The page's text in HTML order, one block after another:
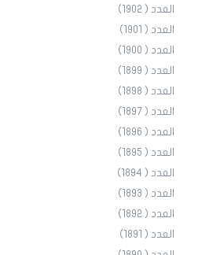
العدد ( 1902)
العدد ( 1901)
العدد ( 1900)
العدد ( 1899)
العدد ( 1898)
العدد ( 1897)
العدد ( 1896)
العدد ( 1895)
العدد ( 1894)
العدد ( 1893)
العدد ( 1892)
العدد ( 1891)